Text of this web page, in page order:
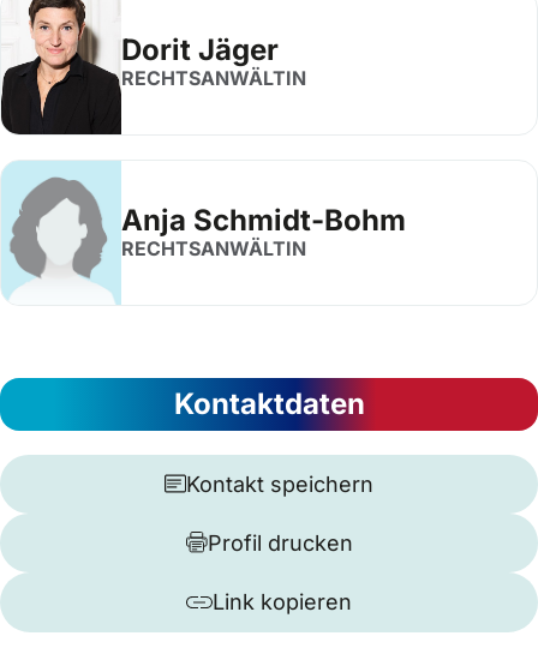
Dorit Jäger
RECHTSANWÄLTIN
Anja Schmidt-Bohm
RECHTSANWÄLTIN
Kontaktdaten
Kontakt speichern
Profil drucken
Link kopieren